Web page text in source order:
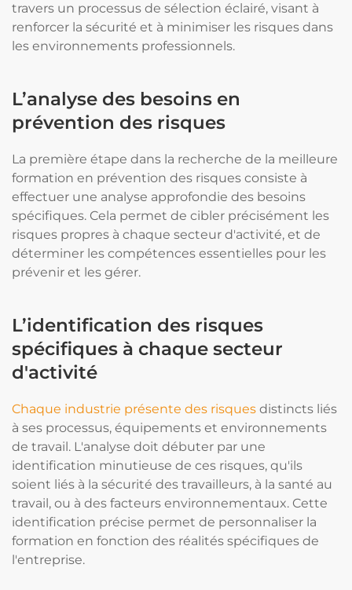
travers un processus de sélection éclairé, visant à
renforcer la sécurité et à minimiser les risques dans
les environnements professionnels.
L’analyse des besoins en
prévention des risques
La première étape dans la recherche de la meilleure
formation en prévention des risques consiste à
effectuer une analyse approfondie des besoins
spécifiques. Cela permet de cibler précisément les
risques propres à chaque secteur d'activité, et de
déterminer les compétences essentielles pour les
prévenir et les gérer.
L’identification des risques
spécifiques à chaque secteur
d'activité
Chaque industrie présente des risques distincts liés
à ses processus, équipements et environnements
de travail. L'analyse doit débuter par une
identification minutieuse de ces risques, qu'ils
soient liés à la sécurité des travailleurs, à la santé au
travail, ou à des facteurs environnementaux. Cette
identification précise permet de personnaliser la
formation en fonction des réalités spécifiques de
l'entreprise.